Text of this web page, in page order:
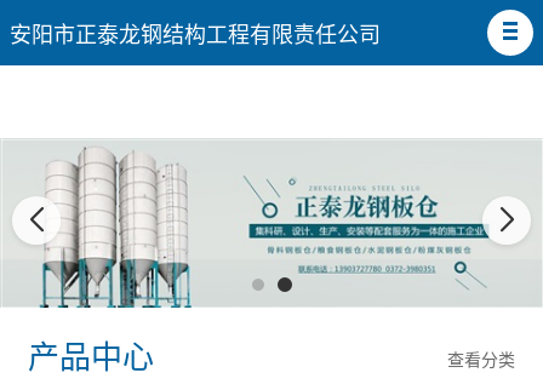
安阳市正泰龙钢结构工程有限责任公司
查看分类
产品中心